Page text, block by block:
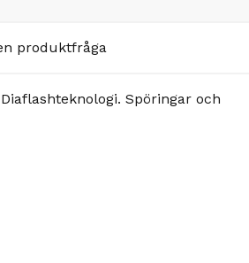
produktfråga
Spöringar och